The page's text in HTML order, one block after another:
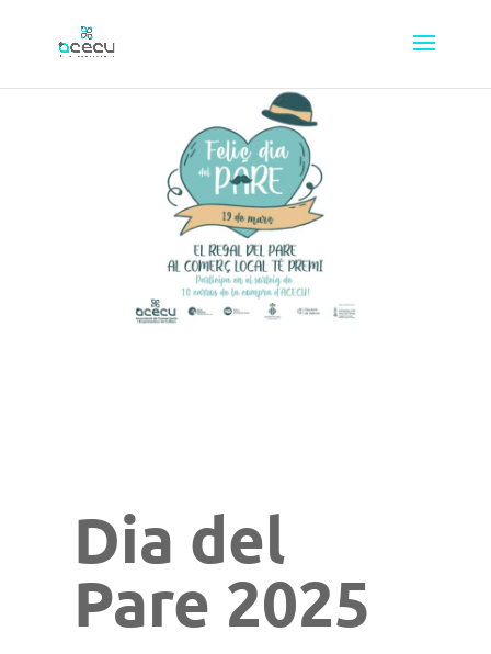
Dia del
Pare 2025